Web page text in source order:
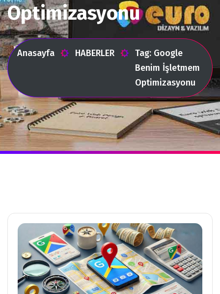
Optimizasyonu
Anasayfa HABERLER
Tag: Google
Benim İşletmem
Optimizasyonu